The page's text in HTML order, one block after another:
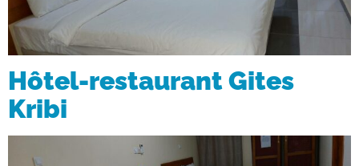
Hôtel-restaurant Gites
Kribi